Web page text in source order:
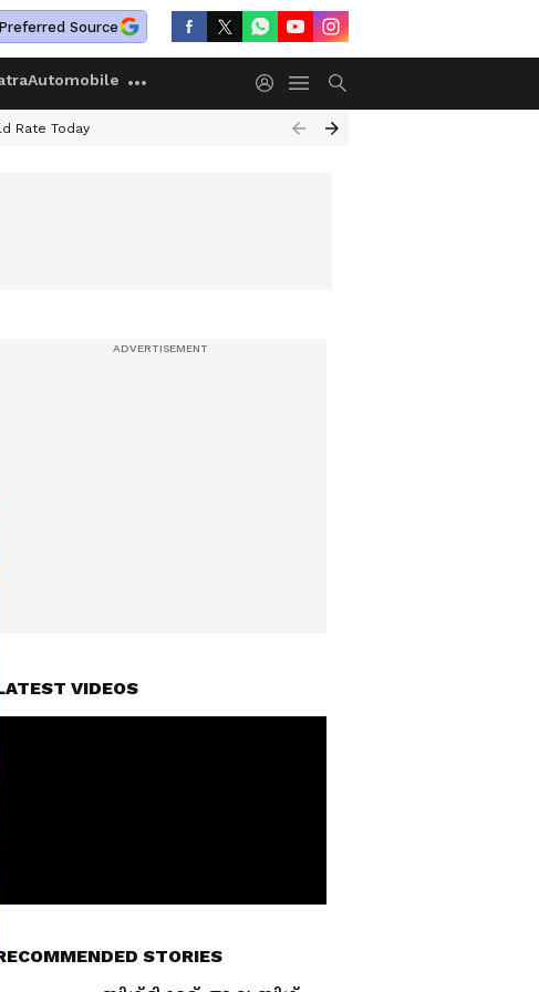
Source
Automobile
Rate Today
VIDEOS
STORIES